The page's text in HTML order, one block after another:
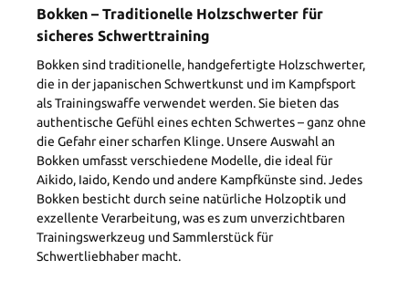
Bokken – Traditionelle Holzschwerter für
sicheres Schwerttraining
Bokken sind traditionelle, handgefertigte Holzschwerter,
die in der japanischen Schwertkunst und im Kampfsport
als Trainingswaffe verwendet werden. Sie bieten das
authentische Gefühl eines echten Schwertes – ganz ohne
die Gefahr einer scharfen Klinge. Unsere Auswahl an
Bokken umfasst verschiedene Modelle, die ideal für
Aikido, Iaido, Kendo und andere Kampfkünste sind. Jedes
Bokken besticht durch seine natürliche Holzoptik und
exzellente Verarbeitung, was es zum unverzichtbaren
Trainingswerkzeug und Sammlerstück für
Schwertliebhaber macht.